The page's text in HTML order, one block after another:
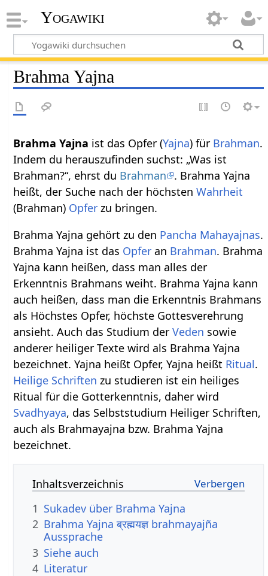
Yogawiki
Brahma Yajna
Brahma Yajna ist das Opfer (Yajna) für Brahman.
Indem du herauszufinden suchst: „Was ist
Brahman?“, ehrst du Brahman
. Brahma Yajna
heißt, der Suche nach der höchstenWahrheit
(Brahman) Opfer zu bringen.
Brahma Yajna gehört zu den Pancha Mahayajnas.
Brahma Yajna ist das Opfer an Brahman. Brahma
Yajna kann heißen, dass man alles der
Erkenntnis Brahmans weiht. Brahma Yajna kann
auch heißen, dass man die Erkenntnis Brahmans
als Höchstes Opfer, höchste Gottesverehrung
ansieht. Auch das Studium derVeden sowie
anderer heiliger Texte wird als Brahma Yajna
bezeichnet. Yajna heißt Opfer, Yajna heißt Ritual.
Heilige Schriften zu studieren ist ein heiliges
Ritual für die Gotterkenntnis, daher wird
Svadhyaya, das Selbststudium Heiliger Schriften,
auch als Brahmayajna bzw. Brahma Yajna
bezeichnet.
Inhaltsverzeichnis
1 Sukadev über Brahma Yajna
2 Brahma Yajna ब्रह्मयज्ञ brahmayajña
Aussprache
3 Siehe auch
4 Literatur